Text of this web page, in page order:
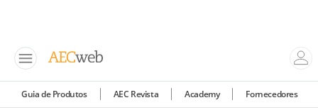
Guia de Produtos AEC Revista Academy Fornecedores